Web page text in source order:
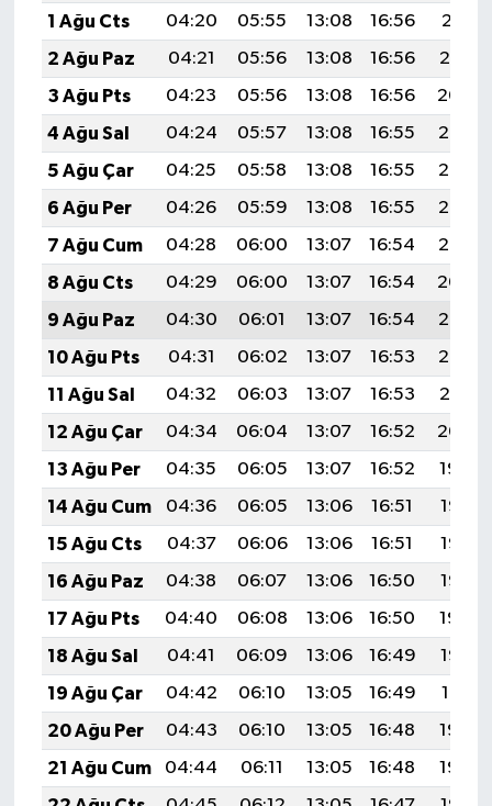
1 Ağu Cts
04:20 05:55 13:08 16:56
20:11
2 Ağu Paz
04:21 05:56 13:08 16:56
20:10
3 Ağu Pts
04:23 05:56 13:08 16:56
20:09
4 Ağu Sal
04:24 05:57 13:08 16:55
20:08
5 Ağu Çar
04:25 05:58 13:08 16:55
20:07
6 Ağu Per
04:26 05:59 13:08 16:55
20:06
7 Ağu Cum
04:28 06:00 13:07 16:54
20:05
8 Ağu Cts
04:29 06:00 13:07 16:54
20:04
9 Ağu Paz
04:30 06:01 13:07 16:54
20:03
10 Ağu Pts
04:31 06:02 13:07 16:53
20:02
11 Ağu Sal
04:32 06:03 13:07 16:53
20:01
12 Ağu Çar
04:34 06:04 13:07 16:52
20:00
13 Ağu Per
04:35 06:05 13:07 16:52
19:59
14 Ağu Cum
04:36 06:05 13:06 16:51
19:57
15 Ağu Cts
04:37 06:06 13:06 16:51
19:56
16 Ağu Paz
04:38 06:07 13:06 16:50
19:55
17 Ağu Pts
04:40 06:08 13:06 16:50
19:54
18 Ağu Sal
04:41 06:09 13:06 16:49
19:52
19 Ağu Çar
04:42 06:10 13:05 16:49
19:51
20 Ağu Per
04:43 06:10 13:05 16:48
19:50
21 Ağu Cum
04:44 06:11 13:05 16:48
19:49